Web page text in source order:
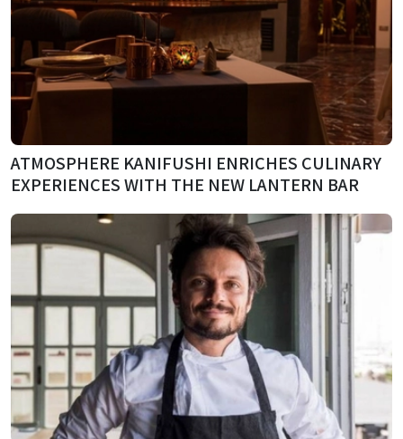
ATMOSPHERE KANIFUSHI ENRICHES CULINARY
EXPERIENCES WITH THE NEW LANTERN BAR